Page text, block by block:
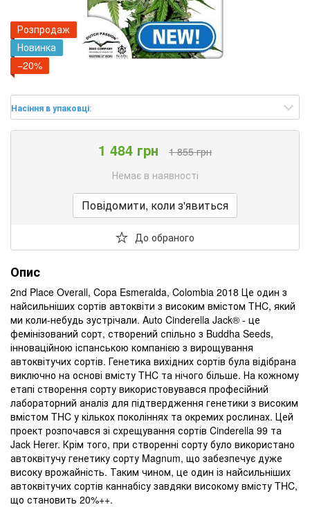
Розпродаж
Новинка
−20%
Насіння в упаковці:
1 484 грн
1 855 грн
Немає в наявності
Повідомити, коли з'явиться
До обраного
Опис
2nd Place Overall, Copa Esmeralda, Colombia 2018 Це один з
найсильніших сортів автоквіти з високим вмістом THC, який
ми коли-небудь зустрічали. Auto Cinderella Jack® - це
фемінізований сорт, створений спільно з Buddha Seeds,
інноваційною іспанською компанією з вирощування
автоквітучих сортів. Генетика вихідних сортів була відібрана
виключно на основі вмісту THC та нічого більше. На кожному
етапі створення сорту використовувався професійний
лабораторний аналіз для підтвердження генетики з високим
вмістом THC у кількох поколіннях та окремих рослинах. Цей
проект розпочався зі схрещування сортів Cinderella 99 та
Jack Herer. Крім того, при створенні сорту було використано
автоквітучу генетику сорту Magnum, що забезпечує дуже
високу врожайність. Таким чином, це один із найсильніших
автоквітучих сортів каннабісу завдяки високому вмісту THC,
що становить 20%++.